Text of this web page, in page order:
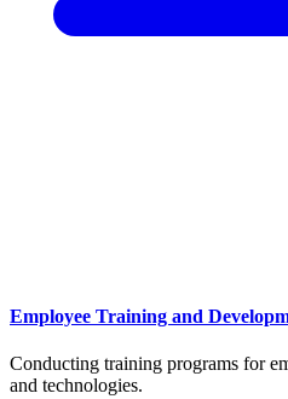
Employee Training and
Conducting training programs for
and technologies.